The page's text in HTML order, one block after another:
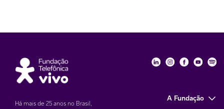
Há mais de 25 anos no Brasil,
Fundação
Fundação
A Fundação